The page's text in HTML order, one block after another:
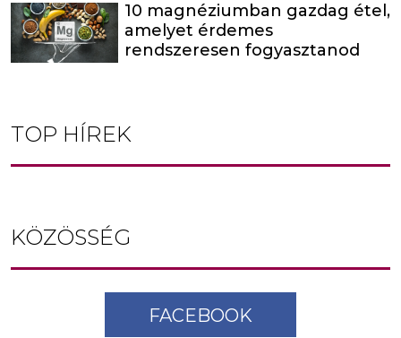
10 magnéziumban gazdag étel,
amelyet érdemes
rendszeresen fogyasztanod
TOP HÍREK
KÖZÖSSÉG
FACEBOOK